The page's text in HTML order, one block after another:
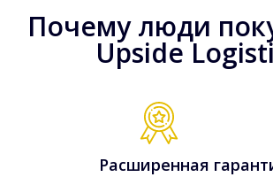
Почему люди
Upside
Расширенная